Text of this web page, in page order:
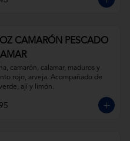
CAMARÓN PESCADO
camarón, calamar, maduros y
rojo, arveja. Acompañado de
ají y limón.